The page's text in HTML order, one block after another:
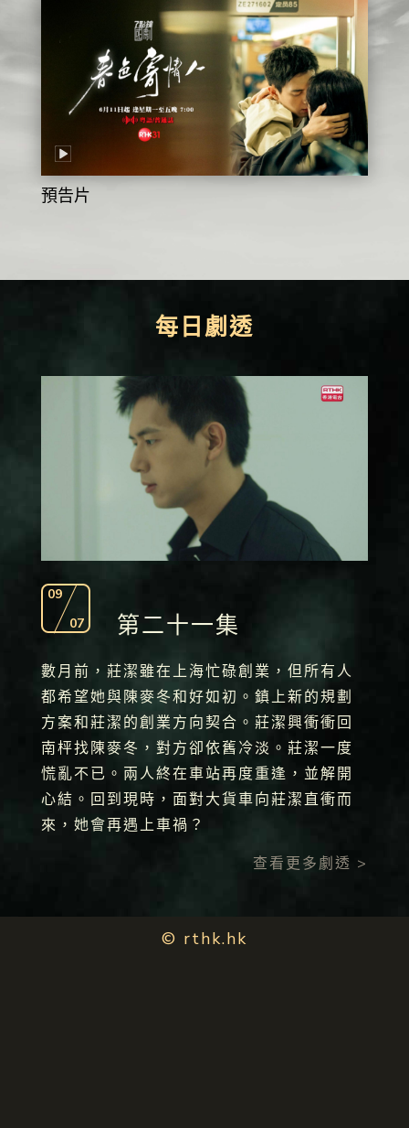
預告片
每日劇透
09
07
第二十一集
數月前，莊潔雖在上海忙碌創業，但所有人
都希望她與陳麥冬和好如初。鎮上新的規劃
方案和莊潔的創業方向契合。莊潔興衝衝回
南枰找陳麥冬，對方卻依舊冷淡。莊潔一度
慌亂不已。兩人終在車站再度重逢，並解開
心結。回到現時，面對大貨車向莊潔直衝而
來，她會再遇上車禍？
查看更多劇透 >
© rthk.hk